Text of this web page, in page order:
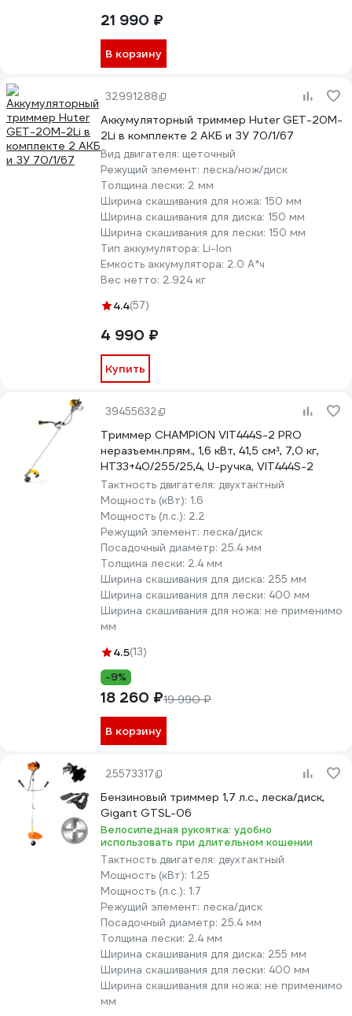
21 990 ₽
В корзину
32991288
Аккумуляторный триммер Huter GET-20M-
2Li в комплекте 2 АКБ и ЗУ 70/1/67
Вид двигателя: щеточный
Режущий элемент: леска/нож/диск
Толщина лески: 2 мм
Ширина скашивания для ножа: 150 мм
Ширина скашивания для диска: 150 мм
Ширина скашивания для лески: 150 мм
Тип аккумулятора: Li-lon
Емкость аккумулятора: 2.0 А*ч
Вес нетто: 2.924 кг
4.4(57)
4 990 ₽
Купить
39455632
Триммер CHAMPION VIT444S-2 PRO
неразъемн.прям., 1,6 кВт, 41,5 см³, 7,0 кг,
HT33+40/255/25,4, U-ручка, VIT444S-2
Тактность двигателя: двухтактный
Мощность (кВт): 1.6
Мощность (л.с.): 2.2
Режущий элемент: леска/диск
Посадочный диаметр: 25.4 мм
Толщина лески: 2.4 мм
Ширина скашивания для диска: 255 мм
Ширина скашивания для лески: 400 мм
Ширина скашивания для ножа: не применимо
мм
4.5(13)
-9%
18 260 ₽19 990 ₽
В корзину
25573317
Бензиновый триммер 1,7 л.с., леска/диск,
Gigant GTSL-06
Велосипедная рукоятка: удобно
использовать при длительном кошении
Тактность двигателя: двухтактный
Мощность (кВт): 1.25
Мощность (л.с.): 1.7
Режущий элемент: леска/диск
Посадочный диаметр: 25.4 мм
Толщина лески: 2.4 мм
Ширина скашивания для диска: 255 мм
Ширина скашивания для лески: 400 мм
Ширина скашивания для ножа: не применимо
мм